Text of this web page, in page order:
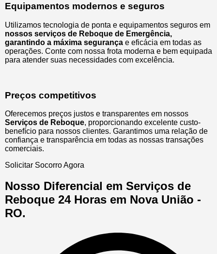
Equipamentos modernos e seguros
Utilizamos tecnologia de ponta e equipamentos seguros em
nossos serviços de Reboque de Emergência,
garantindo a máxima segurança e eficácia em todas as
operações. Conte com nossa frota moderna e bem equipada
para atender suas necessidades com excelência.
Preços competitivos
Oferecemos preços justos e transparentes em nossos
Serviços de Reboque, proporcionando excelente custo-
benefício para nossos clientes. Garantimos uma relação de
confiança e transparência em todas as nossas transações
comerciais.
Solicitar Socorro Agora
Nosso Diferencial em Serviços de
Reboque 24 Horas em Nova União -
RO.